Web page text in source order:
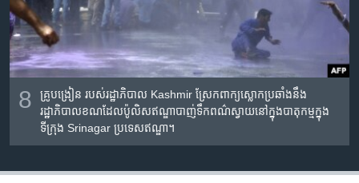
8
គ្រូបង្រៀន​ របស់​រដ្ឋាភិបាល Kashmir ស្រែក​ពាក្យស្លោក​ប្រឆាំង​នឹង​
រដ្ឋាភិបាល​ខណ​ដែល​ប៉ូលិស​ឥណ្ឌា​បាញ់​ទឹក​ពណ៌ស្វាយ​នៅ​ក្នុង​បាតុកម្ម​ក្នុង​
ទីក្រុង​ Srinagar ប្រទេស​ឥណ្ឌា។